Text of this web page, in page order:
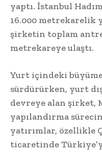
yaptı. İstanbul
16.000 metrekarelik
şirketin toplam
metrekareye ulaştı.
Yurt içindeki
sürdürürken, yurt
devreye alan şirket,
yapılandırma
yatırımlar, özellikle
ticaretinde